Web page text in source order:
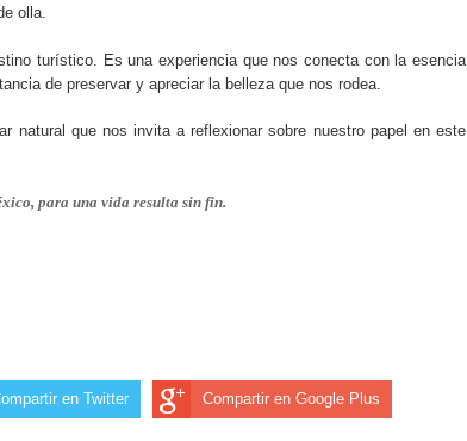
olla.
turístico. Es una experiencia que nos conecta con la esencia
de preservar y apreciar la belleza que nos rodea.
natural que nos invita a reflexionar sobre nuestro papel en este
para una vida resulta sin fin.
en Twitter Compartir en Google Plus